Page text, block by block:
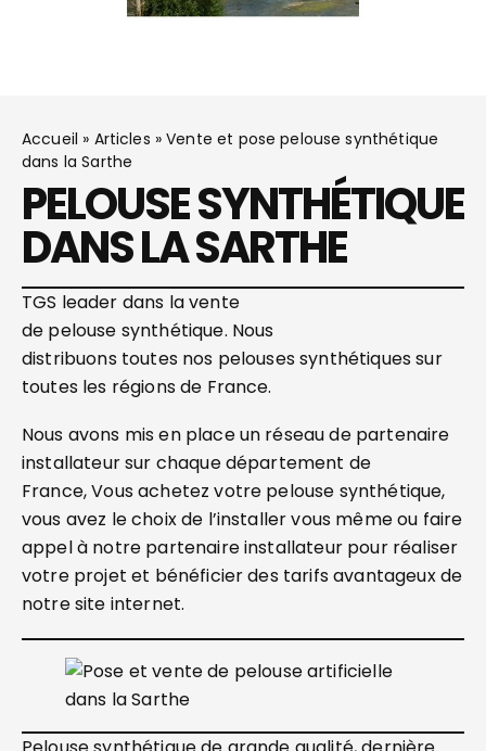
Accueil » Articles »Vente et pose pelouse synthétique
dans la Sarthe
PELOUSE SYNTHÉTIQUE
DANS LA SARTHE
TGS leader dans la vente
de pelouse synthétique. Nous
distribuons toutes nos pelouses synthétiques sur
toutes les régions de France.
Nous avons mis en place un réseau de partenaire
installateur sur chaque département de
France, Vous achetez votre pelouse synthétique,
vous avez le choix de l’installer vous même ou faire
appel à notre partenaire installateur pour réaliser
votre projet et bénéficier des tarifs avantageux de
notre site internet.